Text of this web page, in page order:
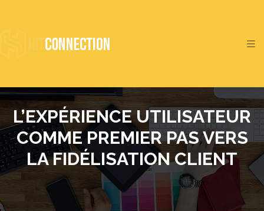
L’EXPÉRIENCE UTILISATEUR
COMME PREMIER PAS VERS
LA FIDÉLISATION CLIENT